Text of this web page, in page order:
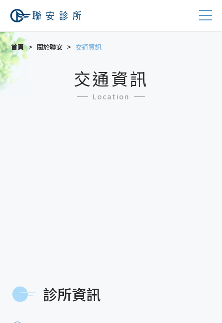
首頁 關於聯安 交通資訊
交通資訊
Location
診所資訊